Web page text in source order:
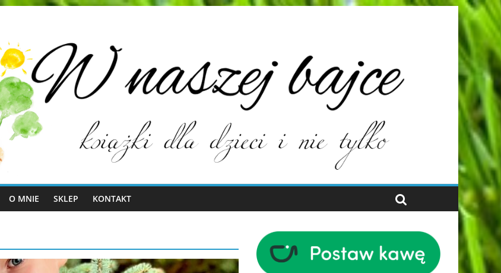
O MNIE SKLEP KONTAKT